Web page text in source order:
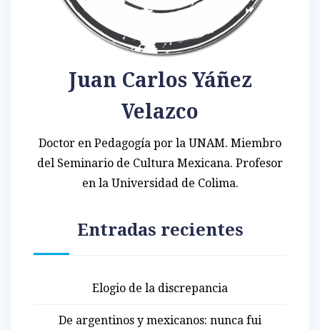
Juan Carlos Yáñez
Velazco
Doctor en Pedagogía por la UNAM. Miembro
del Seminario de Cultura Mexicana. Profesor
en la Universidad de Colima.
Entradas recientes
Elogio de la discrepancia
De argentinos y mexicanos: nunca fui